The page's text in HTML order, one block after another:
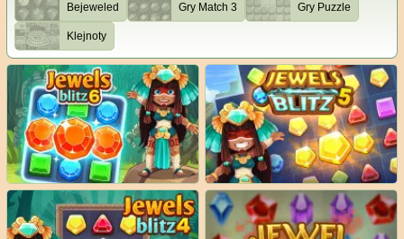
Bejeweled Gry Match 3 Gry Puzzle
Klejnoty